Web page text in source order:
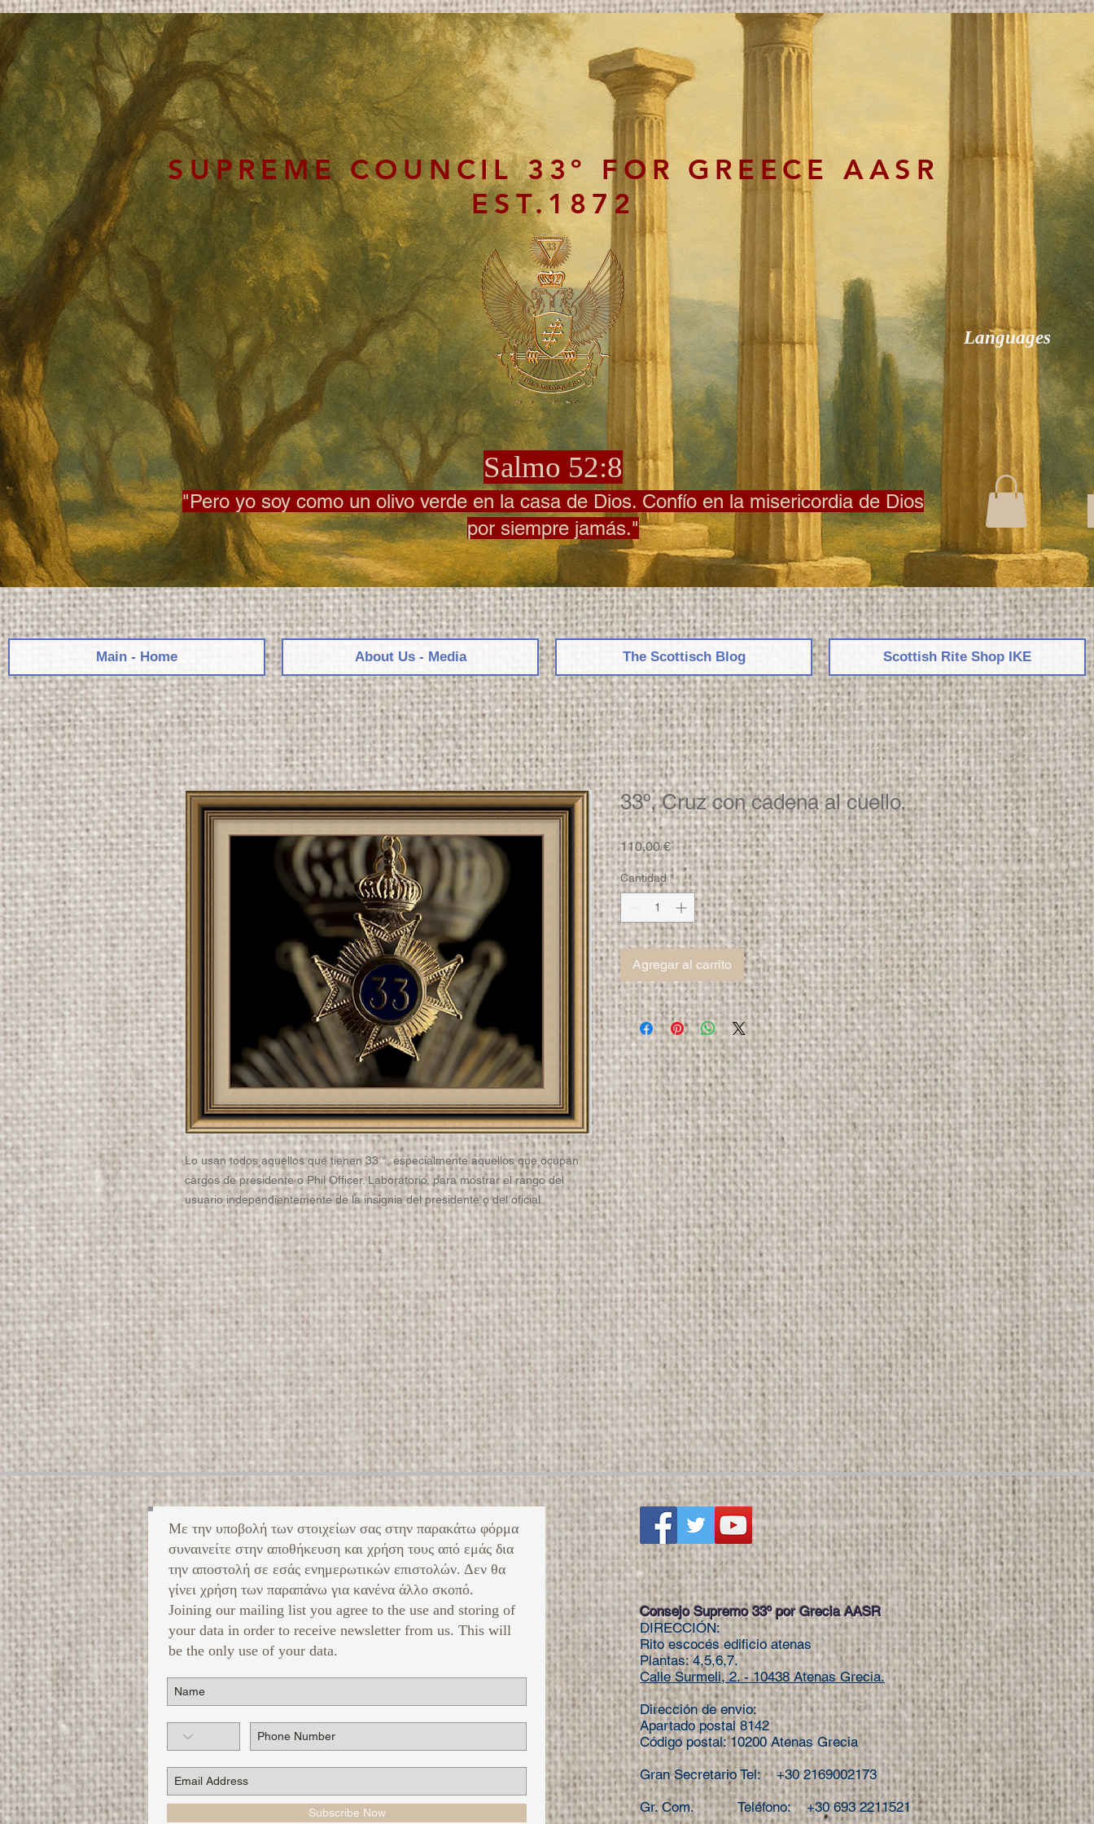
SUPREME COUNCIL 33º FOR GREECE AASR
EST.1872
Salmo 52:8
"Pero yo soy como un olivo verde en la casa de Dios. Confío en la misericordia de Dios
por siempre jamás."
Languages
Main - Home About Us - Media The Scottisch Blog Scottish Rite Shop ΙΚΕ
Lo usan todos aquellos que tienen 33 °, especialmente aquellos que ocupan
cargos de presidente o Phil Officer. Laboratorio, para mostrar el rango del
usuario independientemente de la insignia del presidente o del oficial.
33º, Cruz con cadena al cuello.
110,00 €Precio
Cantidad *
Agregar al carrito
Με την υποβολή των στοιχείων σας στην παρακάτω φόρμα
συναινείτε στην αποθήκευση και χρήση τους από εμάς δια
την αποστολή σε εσάς ενημερωτικών επιστολών. Δεν θα
γίνει χρήση των παραπάνω για κανένα άλλο σκοπό. ​
Joining our mailing list you agree to the use and storing of
your data in order to receive newsletter from us. This will
be the only use of your data.
Subscribe Now
Consejo Supremo 33º por Grecia AASR
DIRECCIÓN:
Rito escocés edificio atenas
Plantas: 4,5,6,7.
Calle Surmeli, 2.- 10438 Atenas Grecia.
Dirección de envio:
Apartado postal 8142
Código postal: 10200 Atenas Grecia
Gran Secretario Tel: +30 2169002173
Gr. Com. Teléfono: +30 693 2211521